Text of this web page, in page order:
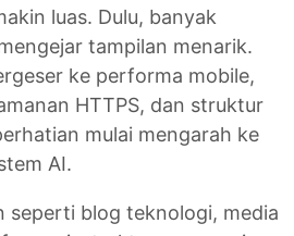
luas. Dulu, banyak
tampilan menarik.
ke performa mobile,
HTTPS, dan struktur
mulai mengarah ke
AI.
seperti blog teknologi, media